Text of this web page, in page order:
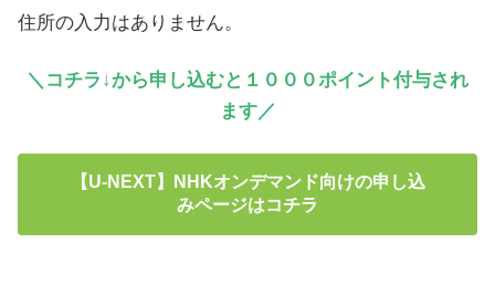
住所の入力はありません。
＼コチラ↓から申し込むと１０００ポイント付与され
ます／
【U-NEXT】NHKオンデマンド向けの申し込
みページはコチラ